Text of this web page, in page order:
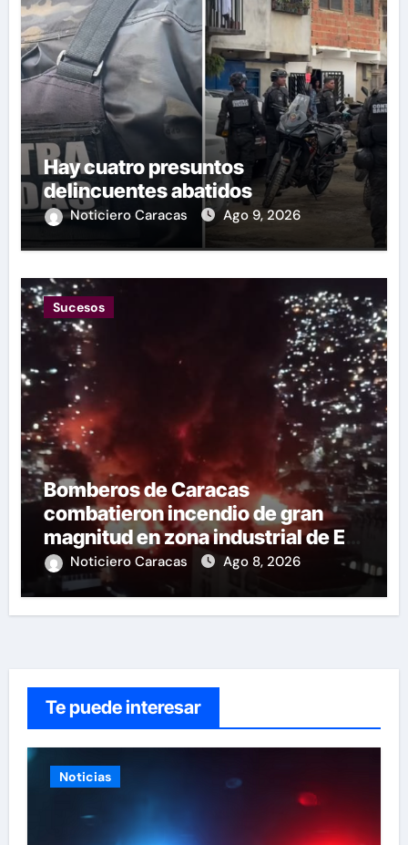
Hay cuatro presuntos
delincuentes abatidos
Noticiero Caracas Ago 9, 2026
Sucesos
Bomberos de Caracas
combatieron incendio de gran
magnitud en zona industrial de El
Llanito
Noticiero Caracas Ago 8, 2026
Te puede interesar
Noticias